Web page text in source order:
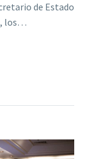
de Estado
los…